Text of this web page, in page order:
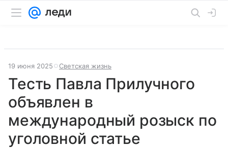
19 июня 2025 Светская жизнь
Тесть Павла Прилучного
объявлен в
международный розыск по
уголовной статье